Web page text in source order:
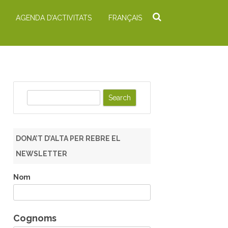
AGENDA D’ACTIVITATS FRANÇAIS
h
DONA’T D’ALTA PER REBRE EL
NEWSLETTER
Nom
Cognoms